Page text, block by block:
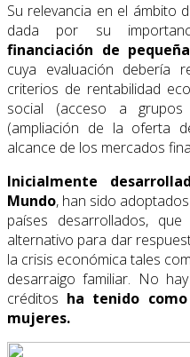
Su relevancia en el ámbito
dada por su
financiación de
cuya evaluación debería
criterios de rentabilidad
social (acceso a grupos
(ampliación de la oferta
alcance de los mercados
Inicialmente
Mundo, han sido
países desarrollados,
alternativo para dar
la crisis económica tales
desarraigo familiar. No
créditos ha tenido
mujeres.